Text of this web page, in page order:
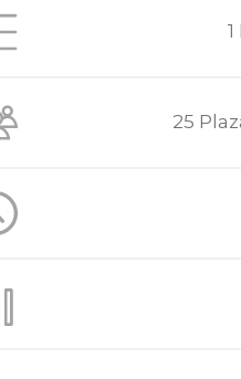
25